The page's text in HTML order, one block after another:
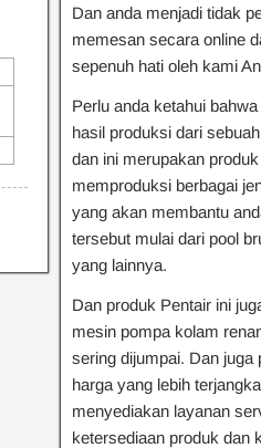
Dan anda menjadi tidak
memesan secara online
sepenuh hati oleh kami
Perlu anda ketahui
hasil produksi dari
dan ini merupakan
memproduksi berbagai
yang akan membantu
tersebut mulai dari pool
yang lainnya.
Dan produk Pentair ini
mesin pompa kolam
sering dijumpai. Dan juga
harga yang lebih
menyediakan layanan
ketersediaan produk dan